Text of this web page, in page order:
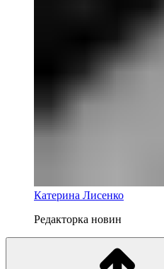
Катерина Лисенко
Редакторка новин